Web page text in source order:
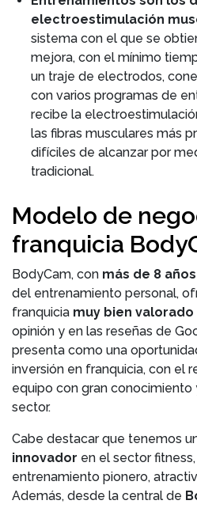
electroestimulación
sistema con el que se
mejora, con el mínimo
un traje de electrodos,
con varios programas de
recibe la
las fibras musculares más
difíciles de alcanzar por
tradicional.
Modelo de
franquicia
BodyCam, con más de 8
del entrenamiento personal,
franquicia muy bien valorado
opinión y en las reseñas de
presenta como una
inversión en franquicia, con el
equipo con gran conocimiento
sector.
Cabe destacar que tenemos
innovador en el sector
entrenamiento pionero,
Además, desde la central de